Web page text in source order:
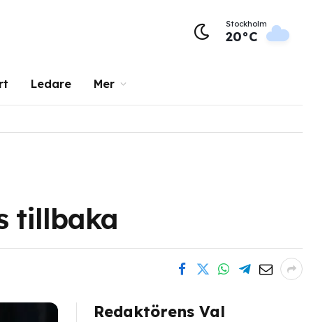
Stockholm
20°C
Ledare Mer
tillbaka
Redaktörens Val